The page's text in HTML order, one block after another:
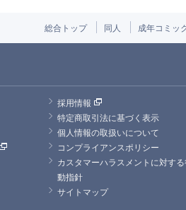
総合トップ 同人 成年コミッ
採用情報
特定商取引法に基づく表示
個人情報の取扱いについて
コンプライアンスポリシー
カスタマーハラスメントに対す
動指針
サイトマップ